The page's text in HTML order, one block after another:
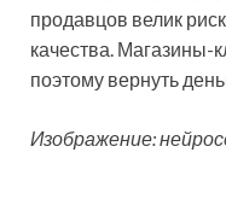
продавцов велик
качества. Магазины-
поэтому вернуть
Изображение: